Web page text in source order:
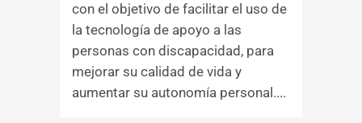
con el objetivo de facilitar el uso de
la tecnología de apoyo a las
personas con discapacidad, para
mejorar su calidad de vida y
aumentar su autonomía personal....